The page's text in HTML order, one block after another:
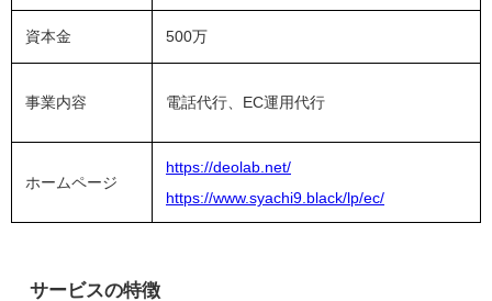
資本金 500万
事業内容 電話代行、EC運用代行
ホームページ
https://deolab.net/
https://www.syachi9.black/lp/ec/
サービスの特徴